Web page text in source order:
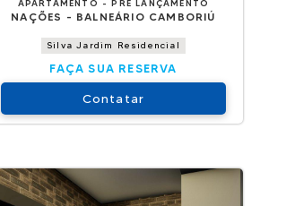
APARTAMENTO - PRÉ LANÇAMENTO
NAÇÕES - BALNEÁRIO CAMBORIÚ
Silva Jardim Residencial
FAÇA SUA RESERVA
Contatar